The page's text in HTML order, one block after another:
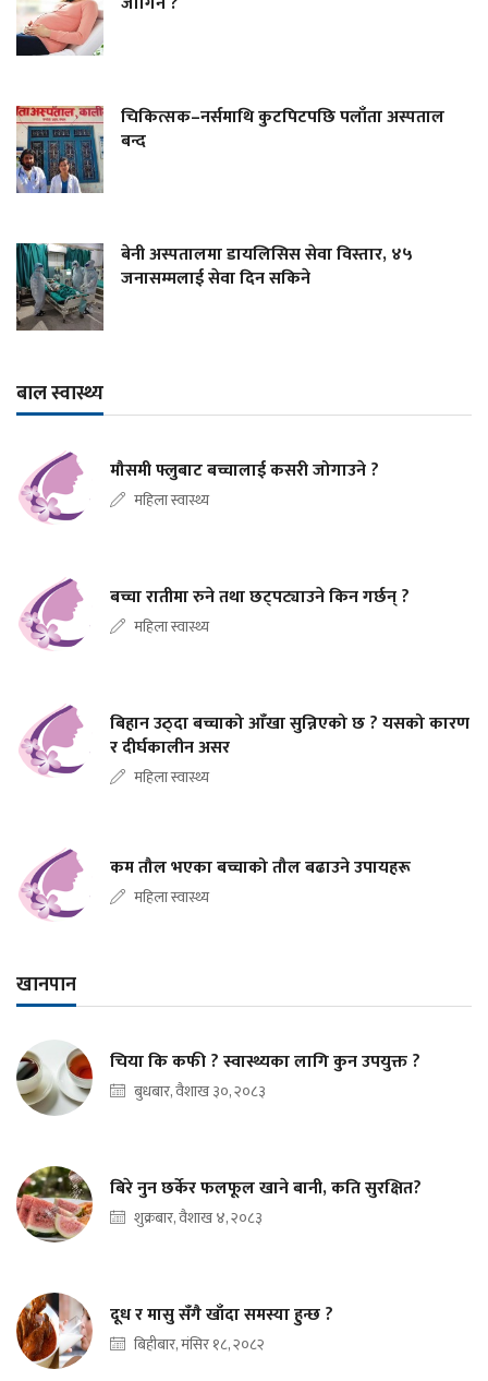
चिकित्सक–नर्समाथि कुटपिटपछि पलाँता अस्पताल
बन्द
बेनी अस्पतालमा डायलिसिस सेवा विस्तार, ४५
जनासम्मलाई सेवा दिन सकिने
बाल स्वास्थ्य
मौसमी फ्लुबाट बच्चालाई कसरी जोगाउने ?
महिला स्वास्थ्य
बच्चा रातीमा रुने तथा छट्पट्याउने किन गर्छन् ?
महिला स्वास्थ्य
बिहान उठ्दा बच्चाको आँखा सुन्निएको छ ? यसको कारण
र दीर्घकालीन असर
महिला स्वास्थ्य
कम तौल भएका बच्चाको तौल बढाउने उपायहरू
महिला स्वास्थ्य
खानपान
चिया कि कफी ? स्वास्थ्यका लागि कुन उपयुक्त ?
बुधबार, वैशाख ३०, २०८३
बिरे नुन छर्केर फलफूल खाने बानी, कति सुरक्षित?
शुक्रबार, वैशाख ४, २०८३
दूध र मासु सँगै खाँदा समस्या हुन्छ ?
बिहीबार, मंसिर १८, २०८२